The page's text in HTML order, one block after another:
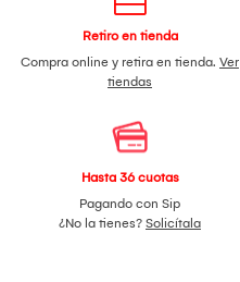
Retiro en tienda
Compra online y retira en tienda. Ver
tiendas
Hasta 36 cuotas
Pagando con Sip
¿No la tienes? Solicítala